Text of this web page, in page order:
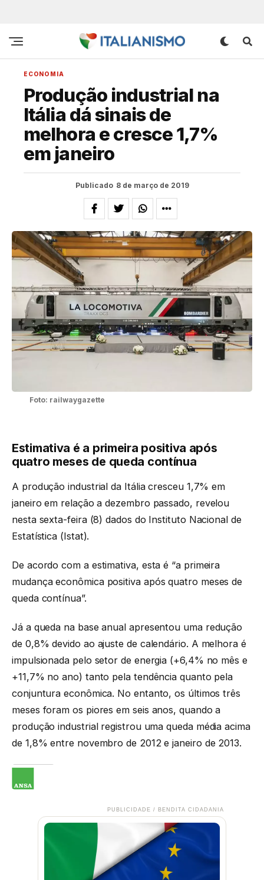
ECONOMIA
Produção industrial na
Itália dá sinais de
melhora e cresce 1,7%
em janeiro
Publicado 8 de março de 2019
Foto: railwaygazette
Estimativa é a primeira positiva após
quatro meses de queda contínua
A produção industrial da Itália cresceu 1,7% em
janeiro em relação a dezembro passado, revelou
nesta sexta-feira (8) dados do Instituto Nacional de
Estatística (Istat).
De acordo com a estimativa, esta é “a primeira
mudança econômica positiva após quatro meses de
queda contínua”.
Já a queda na base anual apresentou uma redução
de 0,8% devido ao ajuste de calendário. A melhora é
impulsionada pelo setor de energia (+6,4% no mês e
+11,7% no ano) tanto pela tendência quanto pela
conjuntura econômica. No entanto, os últimos três
meses foram os piores em seis anos, quando a
produção industrial registrou uma queda média acima
de 1,8% entre novembro de 2012 e janeiro de 2013.
PUBLICIDADE / BENDITA CIDADANIA